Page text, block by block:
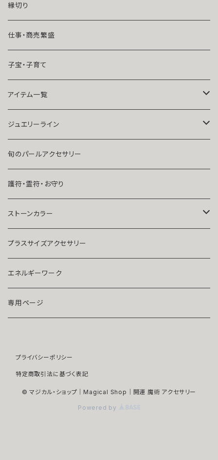
魔術師恋雪
魔術師N.Kelly
魔術師Sara Serendipity
祈祷師澪央
ユタ玉城陽
年齢差のある恋（年上・年下）
マンネリ気味の恋
遠距離
復縁したい・取り戻したい愛情
人に言えない関係
出会いが欲しい
結婚したい
人気運・モテる
縁切り
仕事・商売繁盛
子宝・子育て
アイテム一覧
ネックレス
ブレスレット・アンクレット
リング
イヤリング・ピアス
ストラップ・キーホルダー
マスクピアス
ブローチ
開運アイテム
浄化アイテム
ジュエリーライン
Ｋ１０
K１４
Ｋ１８
プラチナ
ダイヤモンド
モアサナイト
パール
旬のパールアクセサリー
護符・霊符・お守り
ストーンカラー
クリア
ブルー
レッド
ピンク
イエロー
プラスサイズアクセサリー
エネルギーワーク
専用ページ
プライバシーポリシー
特定商取引法に基づく表記
© マジカル・ショップ｜Magical Shop｜開運 魔術 アクセサリー
Powered by